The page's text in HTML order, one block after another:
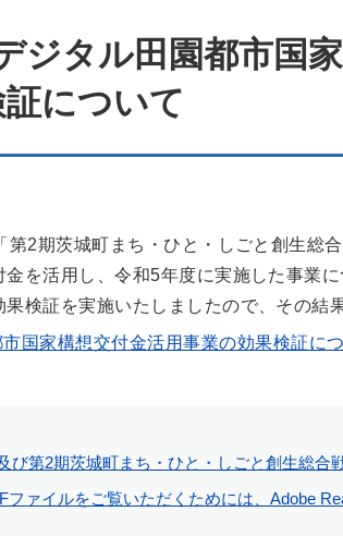
ジタル田園都市国
について
第2期茨城町まち・ひと・しごと創生総
金を活用し、令和5年度に実施した事業
検証を実施いたしましたので、その結
国家構想交付金活用事業の効果検証に
び第2期茨城町まち・ひと・しごと創生総合
ファイルをご覧いただくためには、Adobe